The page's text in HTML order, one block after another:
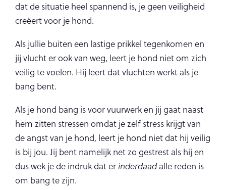
dat de situatie heel spannend is, je geen veiligheid
creëert voor je hond.
Als jullie buiten een lastige prikkel tegenkomen en
jij vlucht er ook van weg, leert je hond niet om zich
veilig te voelen. Hij leert dat vluchten werkt als je
bang bent.
Als je hond bang is voor vuurwerk en jij gaat naast
hem zitten stressen omdat je zelf stress krijgt van
de angst van je hond, leert je hond niet dat hij veilig
is bij jou. Jij bent namelijk net zo gestrest als hij en
dus wek je de indruk dat er inderdaadalle reden is
om bang te zijn.